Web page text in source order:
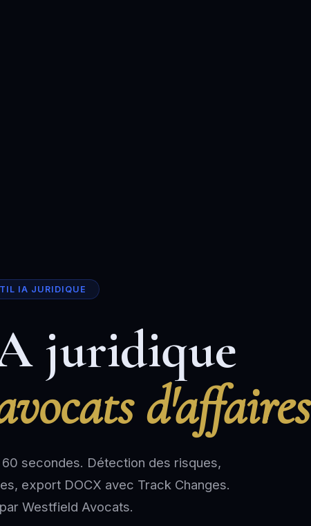
IA JURIDIQUE
juridique
d'affaires
secondes. Détection des risques,
export DOCX avec Track Changes.
Westfield Avocats.